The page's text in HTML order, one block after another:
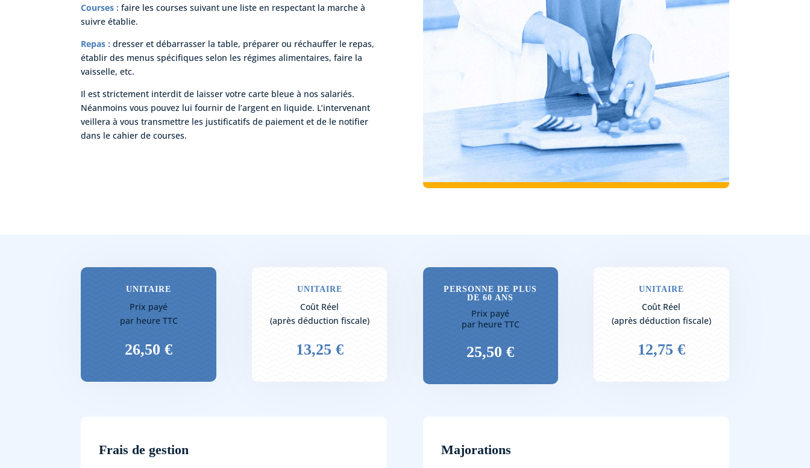
Courses : faire les courses suivant une liste en respectant la marche à
suivre établie.
Repas : dresser et débarrasser la table, préparer ou réchauffer le repas,
établir des menus spécifiques selon les régimes alimentaires, faire la
vaisselle, etc.
Il est strictement interdit de laisser votre carte bleue à nos salariés.
Néanmoins vous pouvez lui fournir de l’argent en liquide. L’intervenant
veillera à vous transmettre les justificatifs de paiement et de le notifier
dans le cahier de courses.
UNITAIRE
Prix payé
par heure TTC
26,50 €
UNITAIRE
Coût Réel
(après déduction fiscale)
13,25 €
PERSONNE DE PLUS
DE 60 ANS
Prix payé
par heure TTC
25,50 €
UNITAIRE
Coût Réel
(après déduction fiscale)
12,75 €
Frais de gestion Majorations